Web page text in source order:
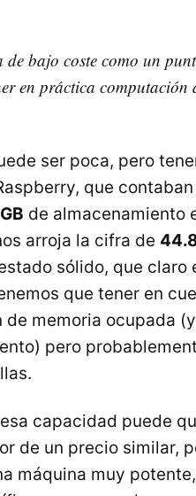
de bajo coste como un
en práctica
ser poca, pero
que
de almacenamiento
arroja la cifra de
sólido, que claro
que tener en
memoria ocupada
pero
capacidad puede
de un precio similar,
máquina muy